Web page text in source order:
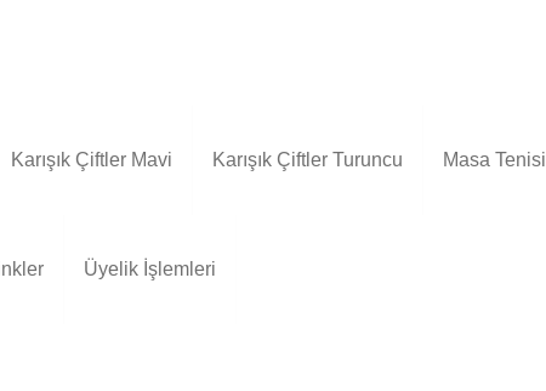
Karışık Çiftler Mavi Karışık Çiftler Turuncu Masa Tenisi
Üyelik İşlemleri